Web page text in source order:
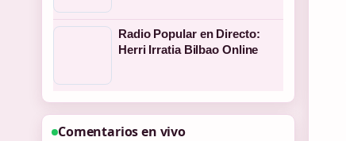
Radio Popular en Directo:
Herri Irratia Bilbao Online
Comentarios en vivo